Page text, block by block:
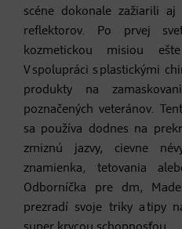
scéne dokonale zažiarili aj
reflektorov. Po prvej
kozmetickou misiou
V spolupráci s plastickými
produkty na
poznačených veteránov.
sa používa dodnes na
zmiznú jazvy, cievne
znamienka, tetovania
Odborníčka pre dm,
prezradí svoje triky a tipy